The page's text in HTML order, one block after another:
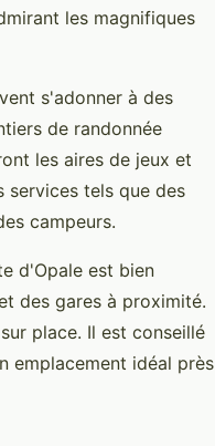
les magnifiques
s'adonner à des
de randonnée
les aires de jeux et
services tels que des
campeurs.
d'Opale est bien
des gares à proximité.
place. Il est conseillé
emplacement idéal près